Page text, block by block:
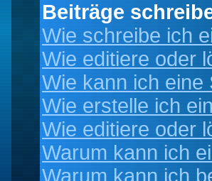
Beiträge
Wie schreibe ich
Wie editiere oder
Wie kann ich eine
Wie erstelle ich
Wie editiere oder
Warum kann ich
Warum kann ich